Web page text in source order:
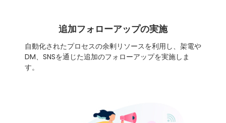
追加フォローアップの実施
自動化されたプロセスの余剰リソースを利用し、架電や
DM、SNSを通じた追加のフォローアップを実施しま
す。